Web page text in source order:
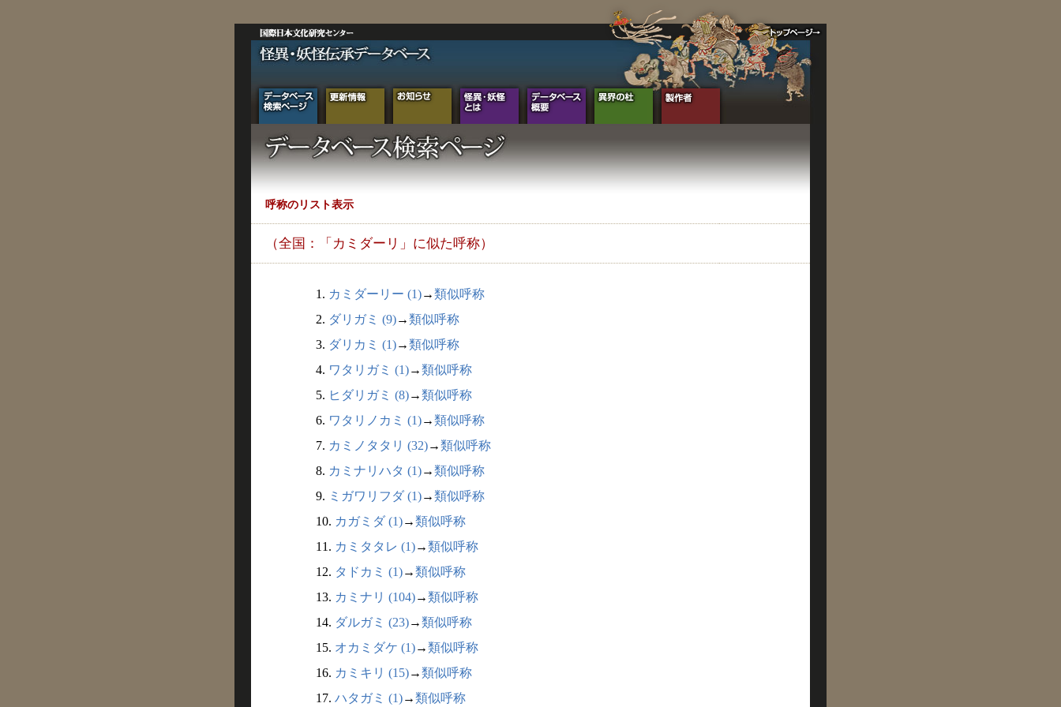
呼称のリスト表示
（全国：「カミダーリ」に似た呼称）
1. カミダーリー (1)→類似呼称
2. ダリガミ (9)→類似呼称
3. ダリカミ (1)→類似呼称
4. ワタリガミ (1)→類似呼称
5. ヒダリガミ (8)→類似呼称
6. ワタリノカミ (1)→類似呼称
7. カミノタタリ (32)→類似呼称
8. カミナリハタ (1)→類似呼称
9. ミガワリフダ (1)→類似呼称
10. カガミダ (1)→類似呼称
11. カミタタレ (1)→類似呼称
12. タドカミ (1)→類似呼称
13. カミナリ (104)→類似呼称
14. ダルガミ (23)→類似呼称
15. オカミダケ (1)→類似呼称
16. カミキリ (15)→類似呼称
17. ハタガミ (1)→類似呼称